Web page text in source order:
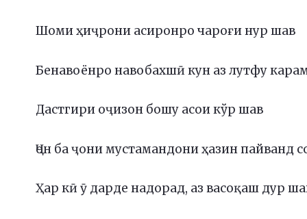
Шоми ҳиҷрони асиронро чароғи нур шав
Бенавоёнро навобахшӣ кун аз лутфу
Дастгири оҷизон бошу асои кўр шав
Ҷон ба ҷони мустамандони ҳазин пайванд
Ҳар кӣ ӯ дарде надорад, аз васоқаш дур